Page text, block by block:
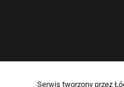
Serwis tworzony przez